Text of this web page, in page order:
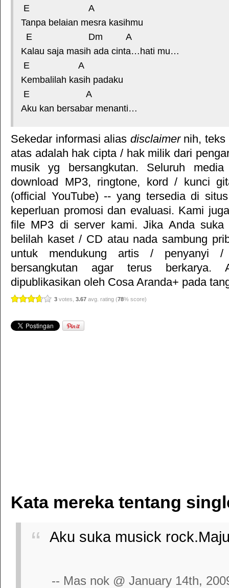
E A
Tanpa belaian mesra kasihmu
E Dm A
Kalau saja masih ada cinta…hati mu…
E A
Kembalilah kasih padaku
E A
Aku kan bersabar menanti…
Sekedar informasi alias disclaimernih, teks
atas adalah hak cipta / hak milik dari
musik yg bersangkutan. Seluruh
download MP3, ringtone, kord / kunci
(official YouTube) -- yang tersedia di
keperluan promosi dan evaluasi. Kami
file MP3 di server kami. Jika Anda
belilah kaset / CD atau nada sambung
untuk mendukung artis / penyanyi
bersangkutan agar terus berkarya.
dipublikasikan oleh Cosa Aranda+ pada
3 votes, 3.67 avg. rating (78% score)
Kata mereka tentang
Aku suka musick
-- Mas nok @ January 14th,